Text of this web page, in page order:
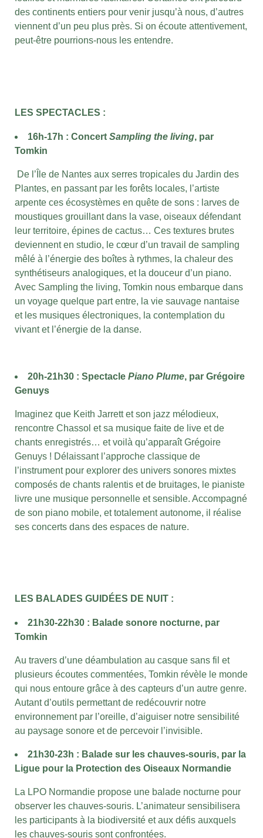
des continents entiers pour venir jusqu’à nous, d’autres
viennent d’un peu plus près. Si on écoute attentivement,
peut-être pourrions-nous les entendre.
LES SPECTACLES :
16h-17h : Concert Sampling the living, par
Tomkin
De l’Île de Nantes aux serres tropicales du Jardin des
Plantes, en passant par les forêts locales, l’artiste
arpente ces écosystèmes en quête de sons : larves de
moustiques grouillant dans la vase, oiseaux défendant
leur territoire, épines de cactus… Ces textures brutes
deviennent en studio, le cœur d’un travail de sampling
mêlé à l’énergie des boîtes à rythmes, la chaleur des
synthétiseurs analogiques, et la douceur d’un piano.
Avec Sampling the living, Tomkin nous embarque dans
un voyage quelque part entre, la vie sauvage nantaise
et les musiques électroniques, la contemplation du
vivant et l’énergie de la danse.
20h-21h30 : Spectacle Piano Plume, par Grégoire
Genuys
Imaginez que Keith Jarrett et son jazz mélodieux,
rencontre Chassol et sa musique faite de live et de
chants enregistrés… et voilà qu’apparaît Grégoire
Genuys ! Délaissant l’approche classique de
l’instrument pour explorer des univers sonores mixtes
composés de chants ralentis et de bruitages, le pianiste
livre une musique personnelle et sensible. Accompagné
de son piano mobile, et totalement autonome, il réalise
ses concerts dans des espaces de nature.
LES BALADES GUIDÉES DE NUIT :
21h30-22h30 : Balade sonore nocturne, par
Tomkin
Au travers d’une déambulation au casque sans fil et
plusieurs écoutes commentées, Tomkin révèle le monde
qui nous entoure grâce à des capteurs d’un autre genre.
Autant d’outils permettant de redécouvrir notre
environnement par l’oreille, d’aiguiser notre sensibilité
au paysage sonore et de percevoir l’invisible.
21h30-23h : Balade sur les chauves-souris, par la
Ligue pour la Protection des Oiseaux Normandie
La LPO Normandie propose une balade nocturne pour
observer les chauves-souris. L’animateur sensibilisera
les participants à la biodiversité et aux défis auxquels
les chauves-souris sont confrontées.